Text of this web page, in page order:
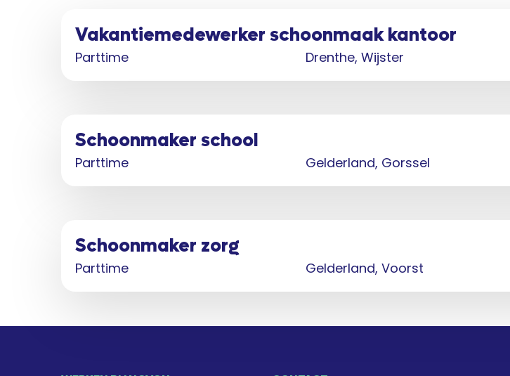
Vakantiemedewerker schoonmaak kantoor
Parttime Drenthe, Wijster
Schoonmaker school
Parttime Gelderland, Gorssel
Schoonmaker zorg
Parttime Gelderland, Voorst